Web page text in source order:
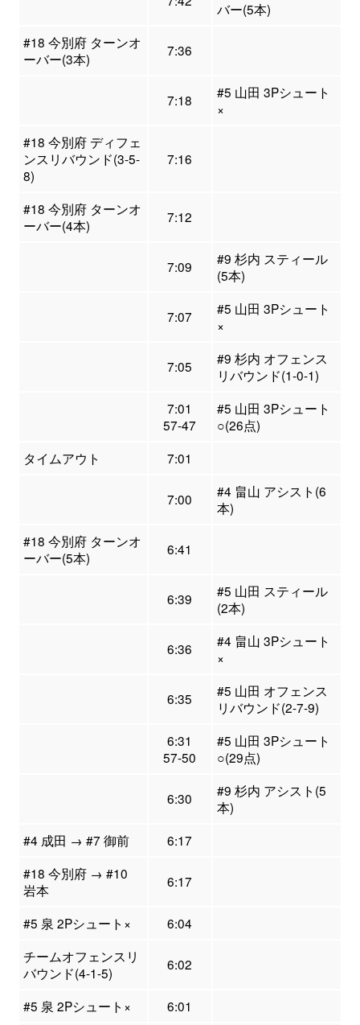
バー(5本)
#18 今別府 ターンオ
ーバー(3本)
7:36
7:18
#5 山田 3Pシュート
×
#18 今別府 ディフェ
ンスリバウンド(3-5-
8)
7:16
#18 今別府 ターンオ
ーバー(4本)
7:12
7:09
#9 杉内 スティール
(5本)
7:07
#5 山田 3Pシュート
×
7:05
#9 杉内 オフェンス
リバウンド(1-0-1)
7:01
57-47
#5 山田 3Pシュート
○(26点)
タイムアウト
7:01
7:00
#4 畠山 アシスト(6
本)
#18 今別府 ターンオ
ーバー(5本)
6:41
6:39
#5 山田 スティール
(2本)
6:36
#4 畠山 3Pシュート
×
6:35
#5 山田 オフェンス
リバウンド(2-7-9)
6:31
57-50
#5 山田 3Pシュート
○(29点)
6:30
#9 杉内 アシスト(5
本)
#4 成田 → #7 御前
6:17
#18 今別府 → #10
岩本
6:17
#5 泉 2Pシュート×
6:04
チームオフェンスリ
バウンド(4-1-5)
6:02
#5 泉 2Pシュート× 6:01